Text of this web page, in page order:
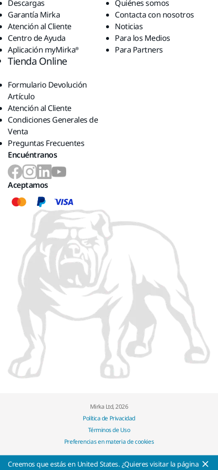
Descargas
Garantía Mirka
Atención al Cliente
Centro de Ayuda
Aplicación myMirka®
Quiénes somos
Contacta con nosotros
Noticias
Para los Medios
Para Partners
Tienda Online
Formulario Devolución
Artículo
Atención al Cliente
Condiciones Generales de
Venta
Preguntas Frecuentes
Encuéntranos
Aceptamos
Mirka Ltd, 2026
Política de Privacidad
Términos de Uso
Preferencias en materia de cookies
Creemos que estás en United States. ¿Quieres visitar la página